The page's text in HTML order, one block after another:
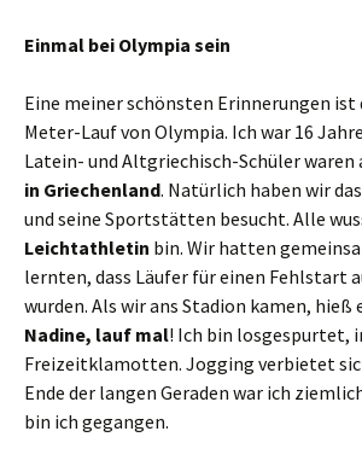
Einmal bei Olympia sein
Eine meiner schönsten Erinnerungen ist
Meter-Lauf von Olympia. Ich war 16
Latein- und Altgriechisch-Schüler waren
in Griechenland. Natürlich haben wir
und seine Sportstätten besucht. Alle
Leichtathletin bin. Wir hatten
lernten, dass Läufer für einen Fehlstart
wurden. Als wir ans Stadion kamen, hieß
Nadine, lauf mal! Ich bin losgespurtet,
Freizeitklamotten. Jogging verbietet
Ende der langen Geraden war ich
bin ich gegangen.